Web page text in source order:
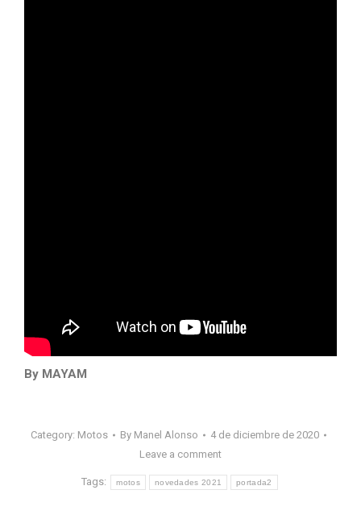
By MAYAM
Category: Motos By Manel Alonso
4 de diciembre de 2020
Leave a comment
Tags: motos novedades 2021 portada2